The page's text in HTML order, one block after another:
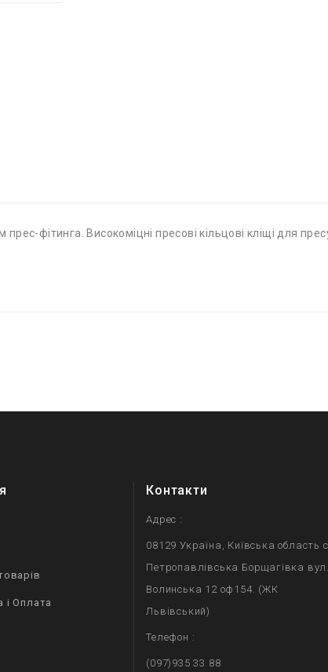
фітинга. Високоміцні пресові кільцові кліщі для
і Оплата
Контакти
Адрес :
08129 Україна, Київська область
Петропавлівська Борщагівка
Волинська 12 оф154. (ЖК
Львівський)
Телефон :
(097)935 33 88